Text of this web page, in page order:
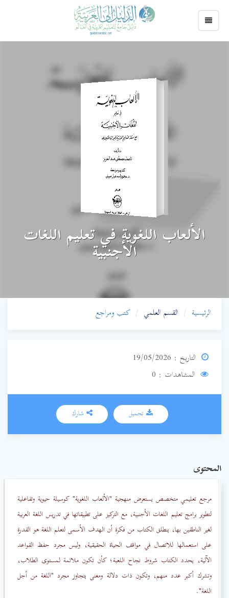
الألعاب اللغوية في تعليم اللغات
الأجنبية
الرئيسية القسم العلمي كتب ومراجع
التاريخ : 19/05/2026
المشاهدات : 0
تحميل
المحتوى
مرجع تعليمي متخصص يستعرض منهجية "الألعاب اللغوية" كوسيلة حيوية وتفاعلية
لتطوير برامج تعليم اللغات الأجنبية، مع التركيز على تطبيقاتها في تدريس اللغة العربية
لغير الناطقين بها، ينطلق الكتاب من فكرة أن الهدف الأسمى لتعلم اللغة هو القدرة
على استعمالها للاتصال في مواقف الحياة الحقيقية، وليس مجرد حفظ القواعد
الآلية، يحدد الكتاب شروط نجاح اللعبة؛ كأن تكون ملائمة لمستوى الطلاب،
وتشرك أكبر عدد منهم، وتكون ذات دلالة ومعنى يتجاوز مجرد "اللغة من أجل
اللغة".